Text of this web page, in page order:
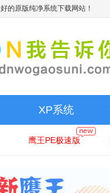
的原版纯净系统下载网站！
XP系统
鹰王PE极速版